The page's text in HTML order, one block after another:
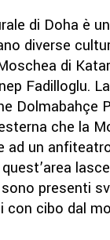
di Doha è
diverse
di
Fadilloglu.
Dolmabahçe
che la
ad un
presenti
con cibo dal